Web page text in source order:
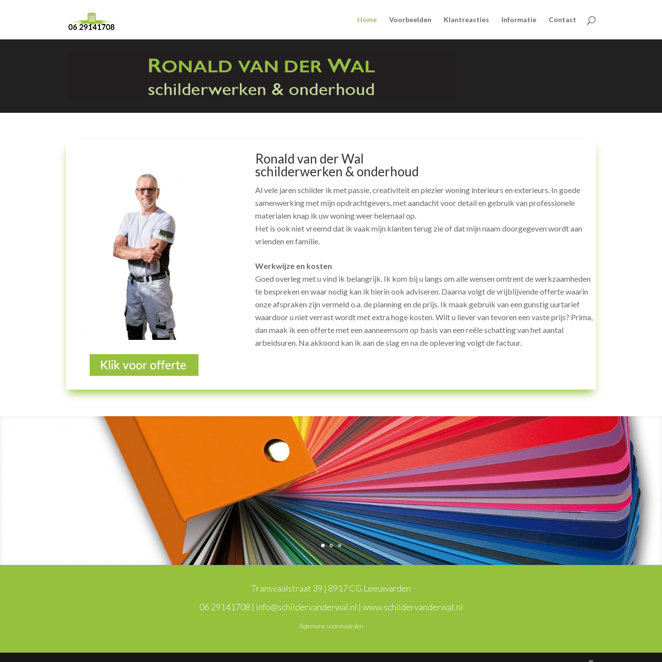
Home Voorbeelden Klantreacties Informatie Contact
Ronald van der Wal
schilderwerken & onderhoud
Al vele jaren schilder ik met passie, creativiteit en plezier woning interieurs en exterieurs. In goede
samenwerking met mijn opdrachtgevers, met aandacht voor detail en gebruik van professionele
materialen knap ik uw woning weer helemaal op.
Het is ook niet vreemd dat ik vaak mijn klanten terug zie of dat mijn naam doorgegeven wordt aan
vrienden en familie.
Werkwijze en kosten
Goed overleg met u vind ik belangrijk. Ik kom bij u langs om alle wensen omtrent de werkzaamheden
te bespreken en waar nodig kan ik hierin ook adviseren. Daarna volgt de vrijblijvende offerte waarin
onze afspraken zijn vermeld o.a. de planning en de prijs. Ik maak gebruik van een gunstig uurtarief
waardoor u niet verrast wordt met extra hoge kosten. Wilt u liever van tevoren een vaste prijs? Prima,
dan maak ik een offerte met een aanneemsom op basis van een reële schatting van het aantal
arbeidsuren. Na akkoord kan ik aan de slag en na de oplevering volgt de factuur.
Transvaalstraat 39 | 8917 CG Leeuwarden
06 29141708 | info@schildervanderwal.nl | www.schildervanderwal.nl
Algemene voorwaarden